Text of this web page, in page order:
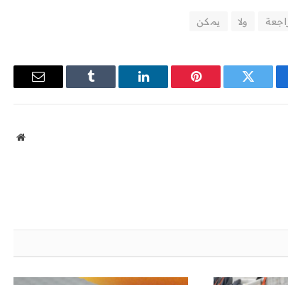
ولا يمكن
تويتر بينتيريستلينكدإن Tumblr
البريد
موقع